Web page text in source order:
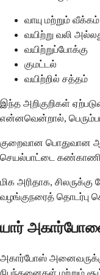
வாயு மற்றும் வீக்கம்
வயிற்று வலி
வயிற்றுப்போக்கு
குமட்டல்
வயிற்றில் சத்தம்
இந்த அறிகுறிகள்
என்னவென்றால்,
குறைவான பொதுவான
செயல்பாட்டை
மிக அரிதாக,
வழங்குநரைத் தொடர்பு
யார்
அகார்போஸ்
நிபந்தனைகள் மற்றும்